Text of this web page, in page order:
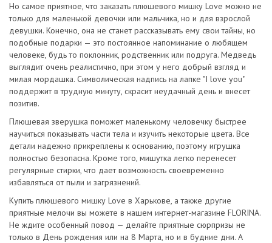
Но самое приятное, что заказать плюшевого мишку Love можно не
только для маленькой девочки или мальчика, но и для взрослой
девушки. Конечно, она не станет рассказывать ему свои тайны, но
подобные подарки — это постоянное напоминание о любящем
человеке, будь то поклонник, родственник или подруга. Медведь
выглядит очень реалистично, при этом у него добрый взгляд и
милая мордашка. Символическая надпись на лапке "I love you"
поддержит в трудную минуту, скрасит неудачный день и внесет
позитив.
Плюшевая зверушка поможет маленькому человечку быстрее
научиться показывать части тела и изучить некоторые цвета. Все
детали надежно прикреплены к основанию, поэтому игрушка
полностью безопасна. Кроме того, мишутка легко перенесет
регулярные стирки, что дает возможность своевременно
избавляться от пыли и загрязнений.
Купить плюшевого мишку Love в Харькове, а также другие
приятные мелочи вы можете в нашем интернет-магазине FLORINA.
Не ждите особенный повод — делайте приятные сюрпризы не
только в День рождения или на 8 Марта, но и в будние дни. А